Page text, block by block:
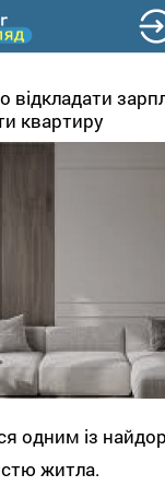
відкладати
квартиру
одним із
житла.